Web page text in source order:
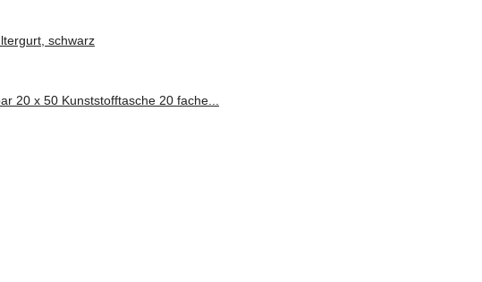
schwarz